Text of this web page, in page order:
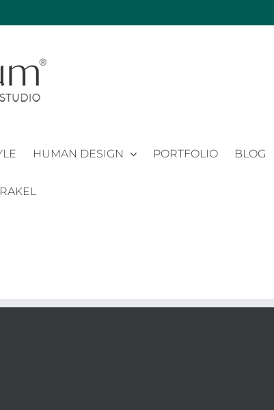
HUMAN DESIGN PORTFOLIO BLOG